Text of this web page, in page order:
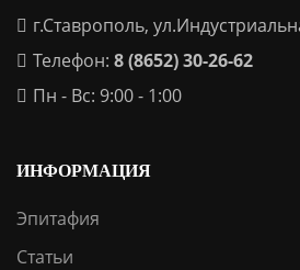
г.Ставрополь,
Телефон: 8 (8652) 30-26-62
Пн - Вс: 9:00 - 1:00
ИНФОРМАЦИЯ
Эпитафия
Статьи